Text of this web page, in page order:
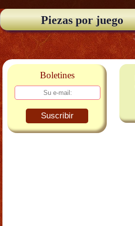
Piezas por juego
Boletines
Suscribir